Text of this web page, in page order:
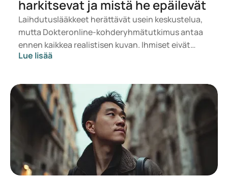
harkitsevat ja mistä he epäilevät
Laihdutuslääkkeet herättävät usein keskustelua,
mutta Dokteronline-kohderyhmätutkimus antaa
ennen kaikkea realistisen kuvan. Ihmiset eivät
halua vain painaa vähemmän, vaan tuntea olonsa
itsevarmemmaksi. Samalla he haluavat tietää,
ovatko lääkkeet turvallisia, sopivia ja
kohtuuhintaisia.
Lue lisää